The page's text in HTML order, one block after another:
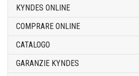
KYNDES ONLINE
COMPRARE ONLINE
CATALOGO
GARANZIE KYNDES